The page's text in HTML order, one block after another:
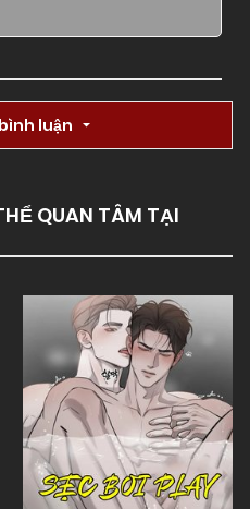
luận
QUAN TÂM TẠI